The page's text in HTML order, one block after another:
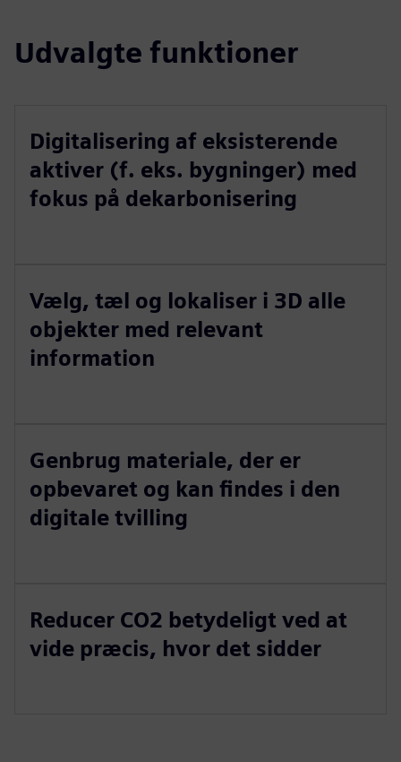
Udvalgte funktioner
Digitalisering af eksisterende
aktiver (f. eks. bygninger) med
fokus på dekarbonisering
Vælg, tæl og lokaliser i 3D alle
objekter med relevant
information
Genbrug materiale, der er
opbevaret og kan findes i den
digitale tvilling
Reducer CO2 betydeligt ved at
vide præcis, hvor det sidder